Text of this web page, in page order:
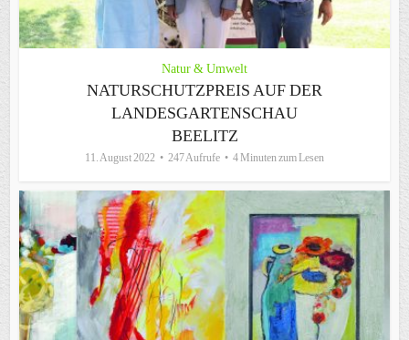
Natur & Umwelt
NATURSCHUTZPREIS AUF DER
LANDESGARTENSCHAU
BEELITZ
11. August 2022 247 Aufrufe 4 Minuten zum Lesen